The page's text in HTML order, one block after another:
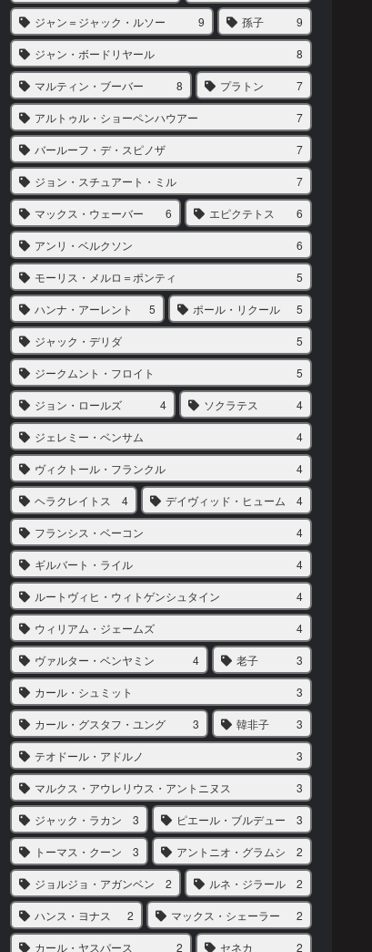
ジャン＝ジャック・ルソー 9 孫子 9
ジャン・ボードリヤール 8
マルティン・ブーバー 8 プラトン 7
アルトゥル・ショーペンハウアー 7
バールーフ・デ・スピノザ 7
ジョン・スチュアート・ミル 7
マックス・ウェーバー 6 エピクテトス 6
アンリ・ベルクソン 6
モーリス・メルロ＝ポンティ 5
ハンナ・アーレント 5 ポール・リクール 5
ジャック・デリダ 5
ジークムント・フロイト 5
ジョン・ロールズ 4 ソクラテス 4
ジェレミー・ベンサム 4
ヴィクトール・フランクル 4
ヘラクレイトス 4 デイヴィッド・ヒューム 4
フランシス・ベーコン 4
ギルバート・ライル 4
ルートヴィヒ・ウィトゲンシュタイン 4
ウィリアム・ジェームズ 4
ヴァルター・ベンヤミン 4 老子 3
カール・シュミット 3
カール・グスタフ・ユング 3 韓非子 3
テオドール・アドルノ 3
マルクス・アウレリウス・アントニヌス 3
ジャック・ラカン 3 ピエール・ブルデュー 3
トーマス・クーン 3 アントニオ・グラムシ 2
ジョルジョ・アガンベン 2 ルネ・ジラール 2
ハンス・ヨナス 2 マックス・シェーラー 2
カール・ヤスパース 2 セネカ 2